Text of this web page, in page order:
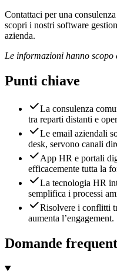
Contattaci per una
scopri i nostri software
azienda.
Le informazioni hanno
Punti chiave
La consulenza
tra reparti distanti e
Le email aziendali
desk, servono canali
App HR e portali
efficacemente tutta la
La tecnologia HR
semplifica i processi
Risolvere i conflitti
aumenta l’engagement.
Domande